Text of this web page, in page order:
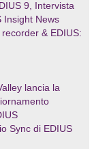
9, Intervista
Insight News
& EDIUS:
lancia la
Sync di EDIUS